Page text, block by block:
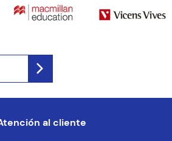
al cliente